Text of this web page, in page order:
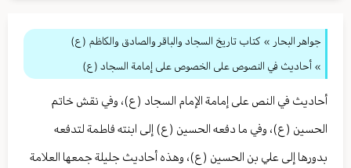
جواهر البحار » كتاب تاريخ السجاد والباقر والصادق والكاظم (ع)
» أحاديث في النصوص على الخصوص على إمامة السجاد (ع)
أحاديث في النص على إمامة الإمام السجاد (ع)، وفي نقش خاتم
الحسين (ع)، وفي ما دفعه الحسين (ع) إلى ابنته فاطمة لتدفعه
بدورها إلى علي بن الحسين (ع)، وهذه أحاديث جليلة جمعها العلامة